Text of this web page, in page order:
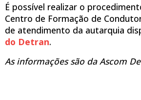
É possível realizar o
Centro de Formação de
de atendimento da autarquia
do Detran.
As informações são da Ascom